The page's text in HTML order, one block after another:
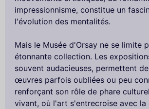
impressionnisme, constitue un
l'évolution des mentalités.
Mais le Musée d'Orsay ne se limite
étonnante collection. Les
souvent audacieuses, permettent
œuvres parfois oubliées ou peu
renforçant son rôle de phare
vivant, où l'art s'entrecroise avec la